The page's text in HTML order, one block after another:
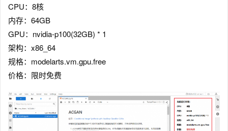
CPU：8核
内存：64GB
GPU：nvidia-p100(32GB) * 1
架构：x86_64
规格：modelarts.vm.gpu.free
价格：限时免费